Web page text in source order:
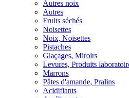
Autres noix
Autres
Fruits séchés
Noisettes
Noix, Noisettes
Pistaches
Glaçages, Miroirs
Levures, Produits
Marrons
Pâtes d'amande, Pralins
Acidifiants